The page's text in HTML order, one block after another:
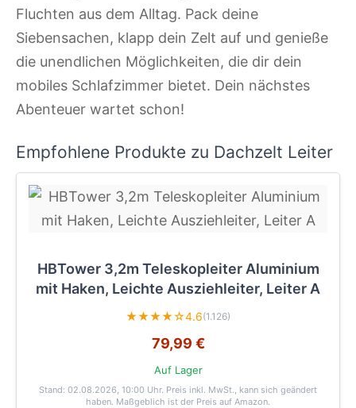
Fluchten aus dem Alltag. Pack deine
Siebensachen, klapp dein Zelt auf und genieße
die unendlichen Möglichkeiten, die dir dein
mobiles Schlafzimmer bietet. Dein nächstes
Abenteuer wartet schon!
Empfohlene Produkte zu Dachzelt Leiter
HBTower 3,2m Teleskopleiter Aluminium
mit Haken, Leichte Ausziehleiter, Leiter A
★★★★☆4.6(1.126)
79,99 €
Auf Lager
Stand: 02.08.2026, 10:00 Uhr. Preis inkl. MwSt., kann sich geändert
haben. Maßgeblich ist der Preis auf Amazon.